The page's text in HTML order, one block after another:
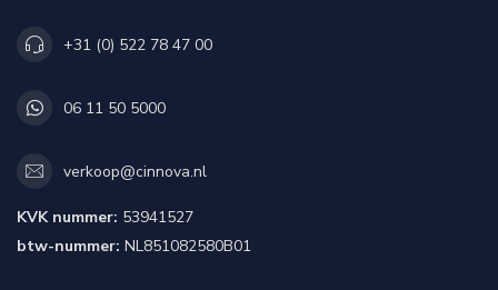
+31 (0) 522 78 47 00
06 11 50 5000
verkoop@cinnova.nl
KVK nummer: 53941527
btw-nummer: NL851082580B01